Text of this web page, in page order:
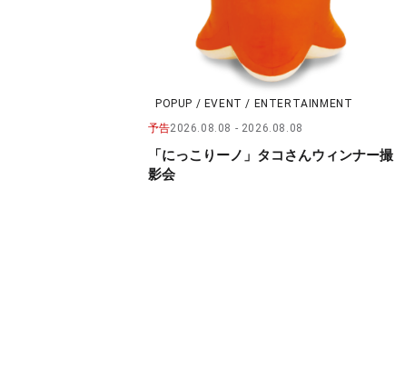
POPUP / EVENT / ENTERTAINMENT
予告2026.08.08 2026.08.08
「にっこりーノ」タコさんウィンナー撮
影会